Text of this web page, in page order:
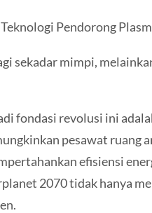
Pendorong
sekadar mimpi,
fondasi revolusi ini
pesawat ruang
efisiensi
2070 tidak hanya